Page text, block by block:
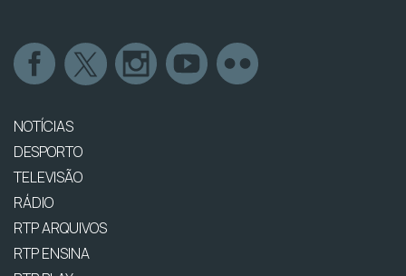
NOTÍCIAS
DESPORTO
TELEVISÃO
RÁDIO
RTP ARQUIVOS
RTP ENSINA